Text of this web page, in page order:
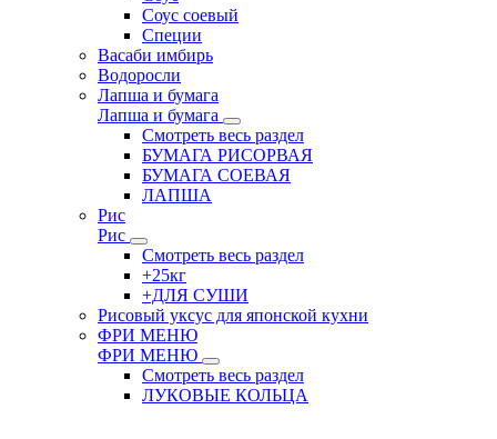
Соус соевый
Специи
Васаби имбирь
Водоросли
Лапша и бумага
Лапша и бумага
Смотреть весь раздел
БУМАГА РИСОРВАЯ
БУМАГА СОЕВАЯ
ЛАПША
Рис
Рис
Смотреть весь раздел
+25кг
+ДЛЯ СУШИ
Рисовый уксус для японской кухни
ФРИ МЕНЮ
ФРИ МЕНЮ
Смотреть весь раздел
ЛУКОВЫЕ КОЛЬЦА